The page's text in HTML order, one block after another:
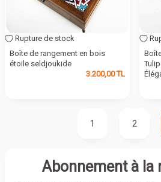
Rupture de stock
Boîte de rangement en bois
étoile seldjoukide
3.200,00TL
1 2
Abonnement à la